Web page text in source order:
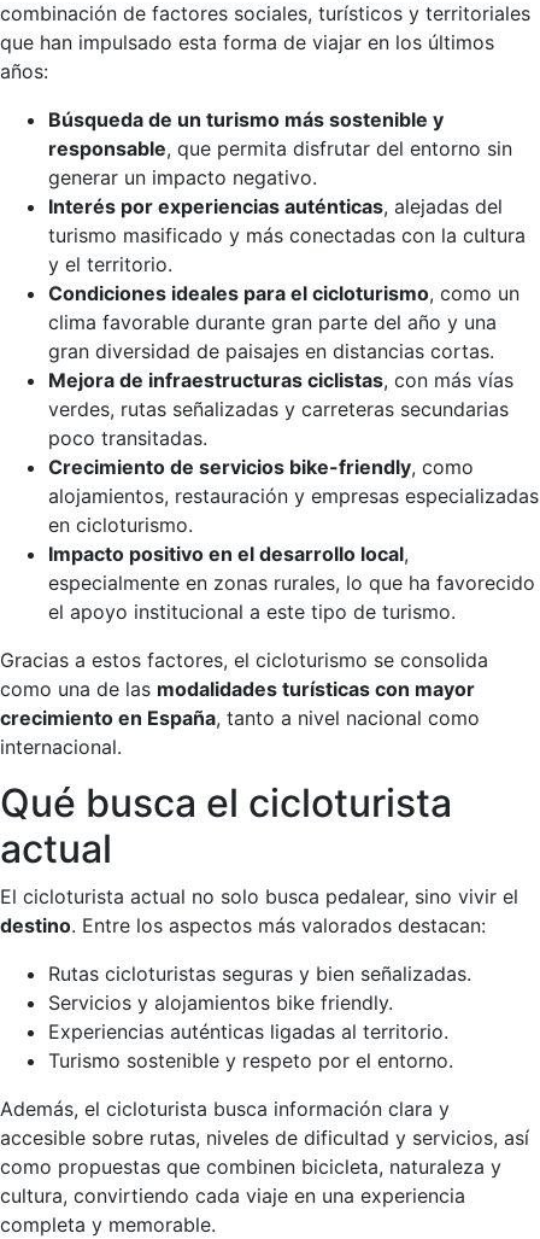
combinación de factores sociales, turísticos y territoriales
que han impulsado esta forma de viajar en los últimos
años:
Búsqueda de un turismo más sostenible y
responsable, que permita disfrutar del entorno sin
generar un impacto negativo.
Interés por experiencias auténticas, alejadas del
turismo masificado y más conectadas con la cultura
y el territorio.
Condiciones ideales para el cicloturismo, como un
clima favorable durante gran parte del año y una
gran diversidad de paisajes en distancias cortas.
Mejora de infraestructuras ciclistas, con más vías
verdes, rutas señalizadas y carreteras secundarias
poco transitadas.
Crecimiento de servicios bike-friendly, como
alojamientos, restauración y empresas especializadas
en cicloturismo.
Impacto positivo en el desarrollo local,
especialmente en zonas rurales, lo que ha favorecido
el apoyo institucional a este tipo de turismo.
Gracias a estos factores, el cicloturismo se consolida
como una de las modalidades turísticas con mayor
crecimiento en España, tanto a nivel nacional como
internacional.
Qué busca el cicloturista
actual
El cicloturista actual no solo busca pedalear, sino vivir el
destino. Entre los aspectos más valorados destacan:
Rutas cicloturistas seguras y bien señalizadas.
Servicios y alojamientos bike friendly.
Experiencias auténticas ligadas al territorio.
Turismo sostenible y respeto por el entorno.
Además, el cicloturista busca información clara y
accesible sobre rutas, niveles de dificultad y servicios, así
como propuestas que combinen bicicleta, naturaleza y
cultura, convirtiendo cada viaje en una experiencia
completa y memorable.